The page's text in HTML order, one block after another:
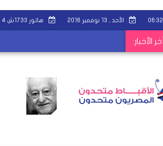
٠٦:٣٢ الأحد , ١٣ نوفمبر ٢٠١٦ هاتور ١٧٣٣ش ٤
أخر الأخبار: